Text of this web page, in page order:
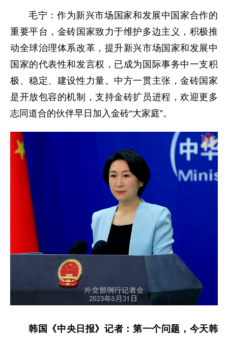
毛宁：作为新兴市场国家和发展中国家合作的
重要平台，金砖国家致力于维护多边主义，积极推
动全球治理体系改革，提升新兴市场国家和发展中
国家的代表性和发言权，已成为国际事务中一支积
极、稳定、建设性力量。中方一贯主张，金砖国家
是开放包容的机制，支持金砖扩员进程，欢迎更多
志同道合的伙伴早日加入金砖“大家庭”。
韩国《中央日报》记者：第一个问题，今天韩